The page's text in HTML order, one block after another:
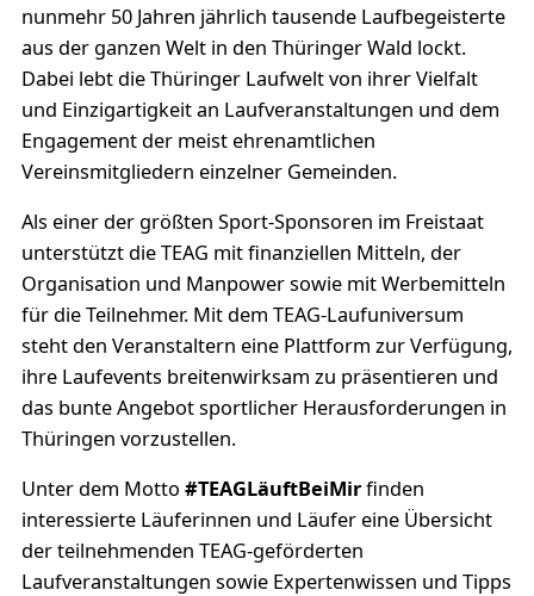
nunmehr 50 Jahren jährlich tausende Laufbegeisterte
aus der ganzen Welt in den Thüringer Wald lockt.
Dabei lebt die Thüringer Laufwelt von ihrer Vielfalt
und Einzigartigkeit an Laufveranstaltungen und dem
Engagement der meist ehrenamtlichen
Vereinsmitgliedern einzelner Gemeinden.
Als einer der größten Sport-Sponsoren im Freistaat
unterstützt die TEAG mit finanziellen Mitteln, der
Organisation und Manpower sowie mit Werbemitteln
für die Teilnehmer. Mit dem TEAG-Laufuniversum
steht den Veranstaltern eine Plattform zur Verfügung,
ihre Laufevents breitenwirksam zu präsentieren und
das bunte Angebot sportlicher Herausforderungen in
Thüringen vorzustellen.
Unter dem Motto #TEAGLäuftBeiMirfinden
interessierte Läuferinnen und Läufer eine Übersicht
der teilnehmenden TEAG-geförderten
Laufveranstaltungen sowie Expertenwissen und Tipps